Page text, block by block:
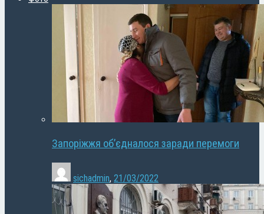
Запоріжжя об’єдналося заради перемоги
sichadmin, 21/03/2022